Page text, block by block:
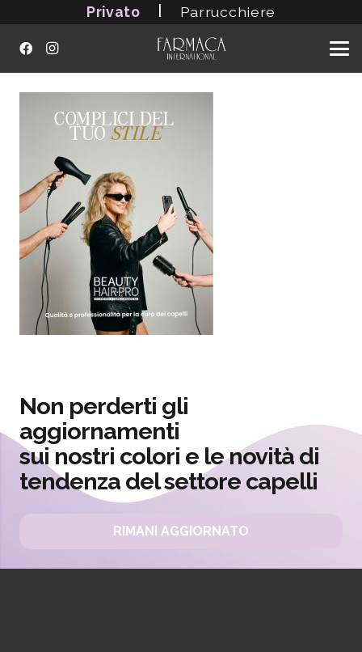
Privato | Parrucchiere
Non perderti gli
aggiornamenti
sui nostri colori e le novità di
tendenza del settore capelli
RIMANI AGGIORNATO